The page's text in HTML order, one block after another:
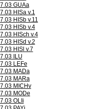
7.03 GUAa
7.03 HISa v.1
7.03 HISb v.11
7.03 HISb v.4
7.03 HISch v.4
7.03 HISd v.2
7.03 HISl v.7
7.03 ILU
7.03 LEFe
7.03 MADa
7.03 MARa
7.03 MICHv
7.03 MODe
7.03 OLIi